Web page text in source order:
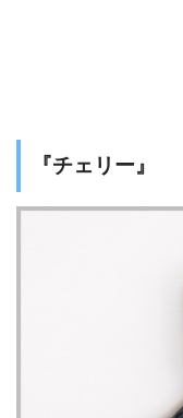
『チェリー』